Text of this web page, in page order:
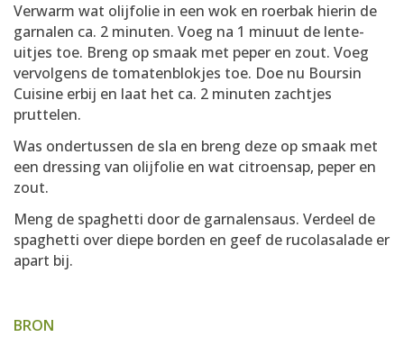
Verwarm wat olijfolie in een wok en roerbak hierin de
garnalen ca. 2 minuten. Voeg na 1 minuut de lente-
uitjes toe. Breng op smaak met peper en zout. Voeg
vervolgens de tomatenblokjes toe. Doe nu Boursin
Cuisine erbij en laat het ca. 2 minuten zachtjes
pruttelen.
Was ondertussen de sla en breng deze op smaak met
een dressing van olijfolie en wat citroensap, peper en
zout.
Meng de spaghetti door de garnalensaus. Verdeel de
spaghetti over diepe borden en geef de rucolasalade er
apart bij.
BRON